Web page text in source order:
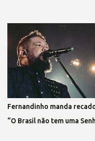
Fernandinho manda
“O Brasil não tem uma